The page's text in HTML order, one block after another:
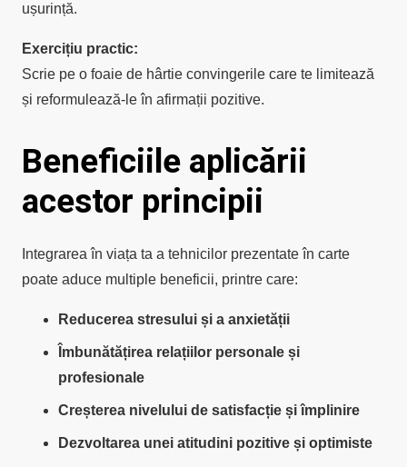
ușurință.
Exercițiu practic:
Scrie pe o foaie de hârtie convingerile care te limitează
și reformulează-le în afirmații pozitive.
Beneficiile aplicării
acestor principii
Integrarea în viața ta a tehnicilor prezentate în carte
poate aduce multiple beneficii, printre care:
Reducerea stresului și a anxietății
Îmbunătățirea relațiilor personale și
profesionale
Creșterea nivelului de satisfacție și împlinire
Dezvoltarea unei atitudini pozitive și optimiste